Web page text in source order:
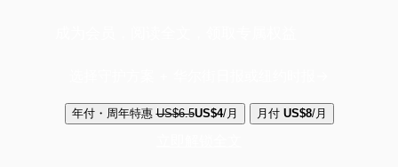
年付・周年特惠 US$6.5US$4/月 月付 US$8/月